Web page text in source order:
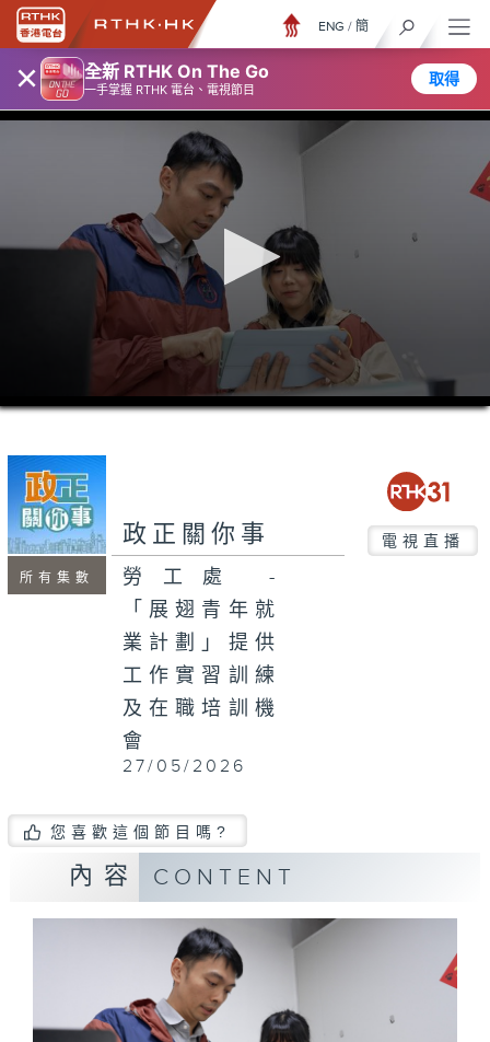
× 全新 RTHK On The Go
一手掌握 RTHK 電台、電視節目
取得
ENG / 簡
seconds
minutes,
seconds
所有集數
政正關你事 電視直播
勞工處 -
「展翅青年就
業計劃」提供
工作實習訓練
及在職培訓機
會
27/05/2026
您喜歡這個節目嗎?
內容 CONTENT